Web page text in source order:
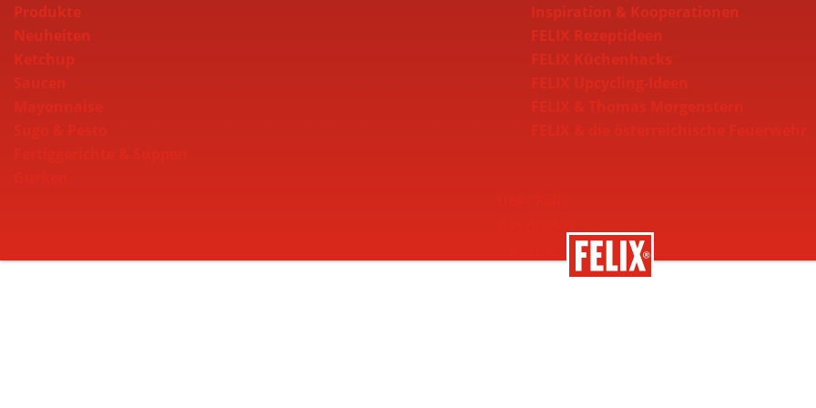
Produkte
Neuheiten
Ketchup
Saucen
Inspiration & Kooperationen
FELIX Rezeptideen
FELIX Küchenhacks
FELIX Upcycling-Ideen
Nachhaltigkeit